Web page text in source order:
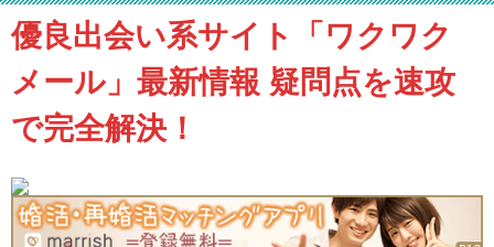
優良出会い系サイト「ワクワク
メール」最新情報 疑問点を速攻
で完全解決！